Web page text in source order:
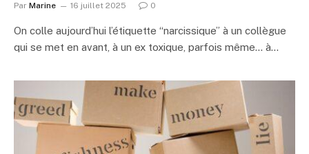
Par Marine 16 juillet 2025 0
On colle aujourd’hui l’étiquette “narcissique” à un collègue
qui se met en avant, à un ex toxique, parfois même… à…